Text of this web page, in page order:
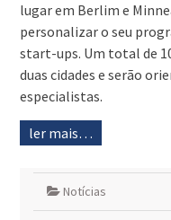
lugar em Berlim e
personalizar o seu
start-ups. Um total de
duas cidades e serão
especialistas.
ler mais…
Notícias